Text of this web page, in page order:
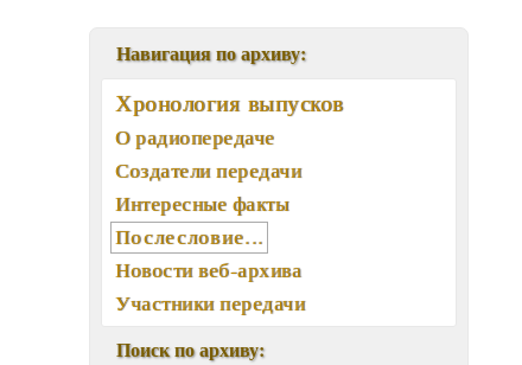
Навигация по архиву:
Хронология выпусков
О радиопередаче
Создатели передачи
Интересные факты
Послесловие...
Новости веб-архива
Участники передачи
Поиск по архиву: